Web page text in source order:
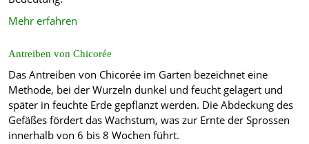
Mehr erfahren
Antreiben von Chicorée
Das Antreiben von Chicorée im Garten bezeichnet eine
Methode, bei der Wurzeln dunkel und feucht gelagert und
später in feuchte Erde gepflanzt werden. Die Abdeckung des
Gefäßes fördert das Wachstum, was zur Ernte der Sprossen
innerhalb von 6 bis 8 Wochen führt.